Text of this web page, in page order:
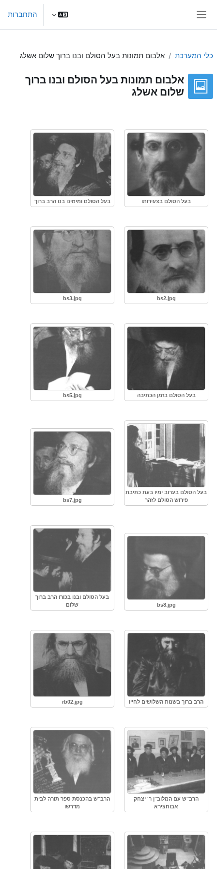
התחברות
כלי המערכת אלבום תמונות בעל הסולם ובנו ברוך שלום אשלג
אלבום תמונות בעל הסולם ובנו ברוך
שלום אשלג
בעל הסולם בצעירותו בעל הסולם ומימינו בנו הרב ברוך
bs2.jpg
bs3.jpg
בעל הסולם בזמן הכתיבה bs5.jpg
בעל הסולם בערוב ימיו בעת כתיבת
פירוש הסולם לזהר
bs7.jpg
bs8.jpg
בעל הסולם ובנו בכורו הרב ברוך
שלום
הרב ברוך בשנות השלושים לחייו rb02.jpg
הרב"ש עם המלוב"ן ר' יצחק
אבוחצירא
הרב"ש בהכנסת ספר תורה לבית
מדרשו